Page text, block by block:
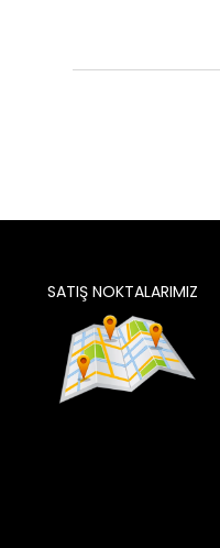
SATIŞ NOKTALARIMIZ